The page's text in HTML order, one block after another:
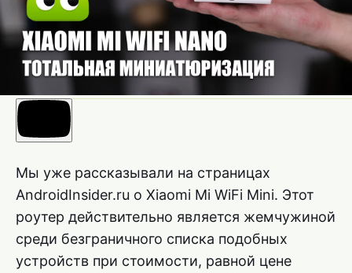
Мы уже рассказывали на страницах
AndroidInsider.ru о Xiaomi Mi WiFi Mini. Этот
роутер действительно является жемчужиной
среди безграничного списка подобных
устройств при стоимости, равной цене